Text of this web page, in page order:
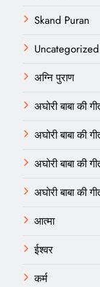
Skand Puran
Uncategorized
अग्नि पुराण
अघोरी बाबा की
अघोरी बाबा की
अघोरी बाबा की
अघोरी बाबा की
आत्मा
ईश्वर
कर्म